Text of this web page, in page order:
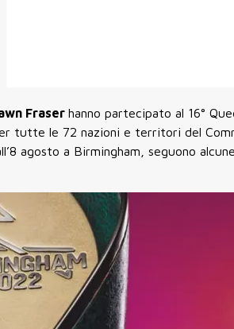
Fraser hanno partecipato al 16°
tutte le 72 nazioni e territori del
agosto a Birmingham, seguono